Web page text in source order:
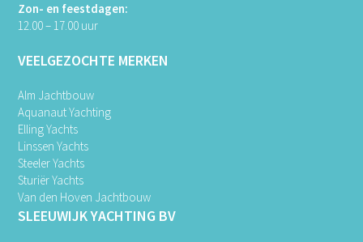
Zon- en feestdagen:
12.00 – 17.00 uur
VEELGEZOCHTE MERKEN
Alm Jachtbouw
Aquanaut Yachting
Elling Yachts
Linssen Yachts
Steeler Yachts
Sturiër Yachts
Van den Hoven Jachtbouw
SLEEUWIJK YACHTING BV